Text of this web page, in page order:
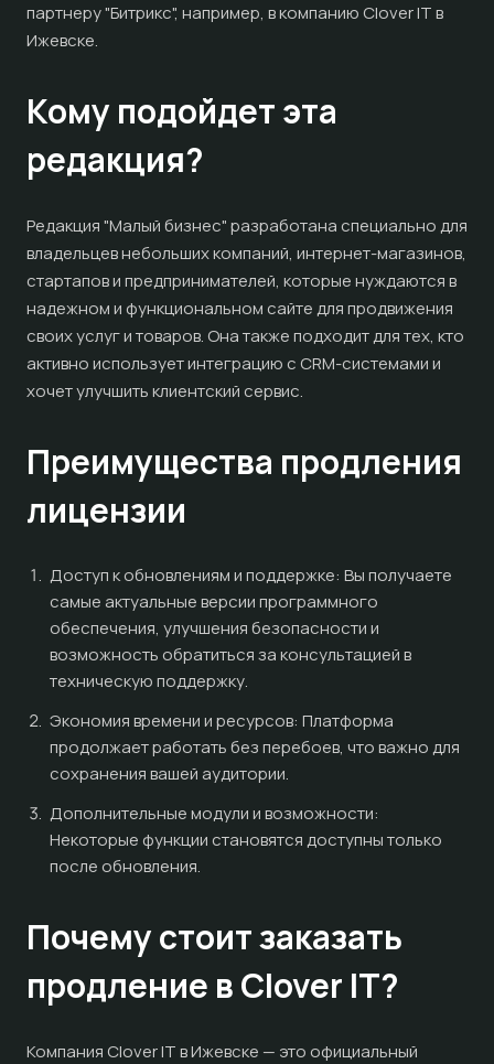
партнеру "Битрикс", например, в компанию Clover IT в
Ижевске.
Кому подойдет эта
редакция?
Редакция "Малый бизнес" разработана специально для
владельцев небольших компаний, интернет-магазинов,
стартапов и предпринимателей, которые нуждаются в
надежном и функциональном сайте для продвижения
своих услуг и товаров. Она также подходит для тех, кто
активно использует интеграцию с CRM-системами и
хочет улучшить клиентский сервис.
Преимущества продления
лицензии
Доступ к обновлениям и поддержке: Вы получаете
самые актуальные версии программного
обеспечения, улучшения безопасности и
возможность обратиться за консультацией в
техническую поддержку.
Экономия времени и ресурсов: Платформа
продолжает работать без перебоев, что важно для
сохранения вашей аудитории.
Дополнительные модули и возможности:
Некоторые функции становятся доступны только
после обновления.
Почему стоит заказать
продление в Clover IT?
Компания Clover IT в Ижевске — это официальный